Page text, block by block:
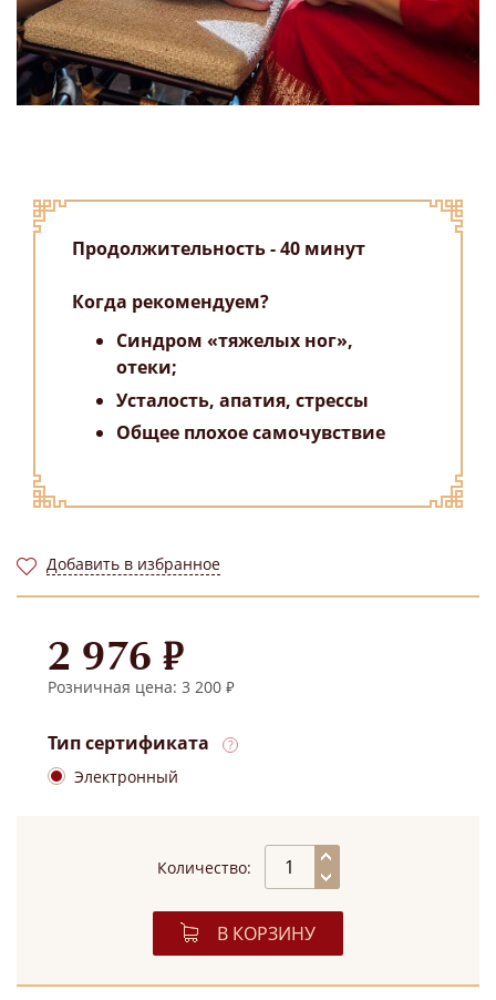
Продолжительность - 40 минут
Когда рекомендуем?
Синдром «тяжелых ног»,
отеки;
Усталость, апатия, стрессы
Общее плохое самочувствие
Добавить в избранное
2 976 ₽
Розничная цена: 3 200 ₽
Тип сертификата
Электронный
Количество:
В КОРЗИНУ